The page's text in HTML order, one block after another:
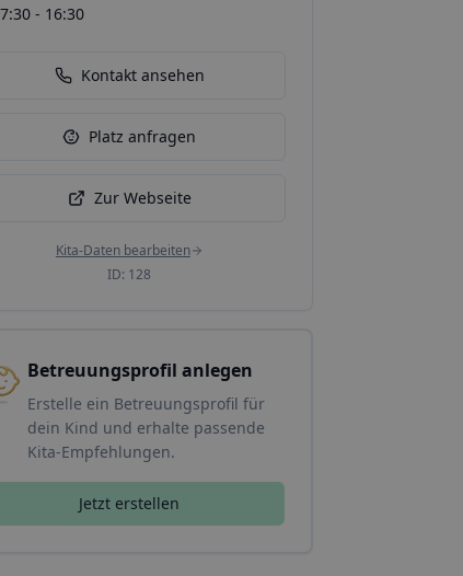
- 16:30
Kontakt ansehen
Platz anfragen
Zur Webseite
Kita-Daten bearbeiten
ID: 128
Betreuungsprofil anlegen
Erstelle ein Betreuungsprofil für
dein Kind und erhalte passende
Kita-Empfehlungen.
Jetzt erstellen